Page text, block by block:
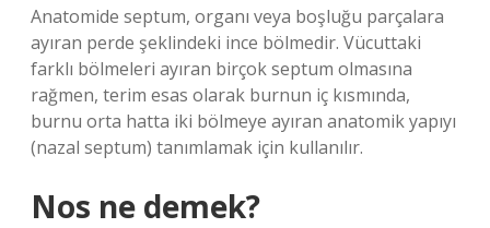
Anatomide septum, organı veya boşluğu parçalara
ayıran perde şeklindeki ince bölmedir. Vücuttaki
farklı bölmeleri ayıran birçok septum olmasına
rağmen, terim esas olarak burnun iç kısmında,
burnu orta hatta iki bölmeye ayıran anatomik yapıyı
(nazal septum) tanımlamak için kullanılır.
Nos ne demek?